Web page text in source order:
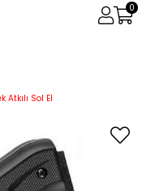
0
Atkılı Sol El